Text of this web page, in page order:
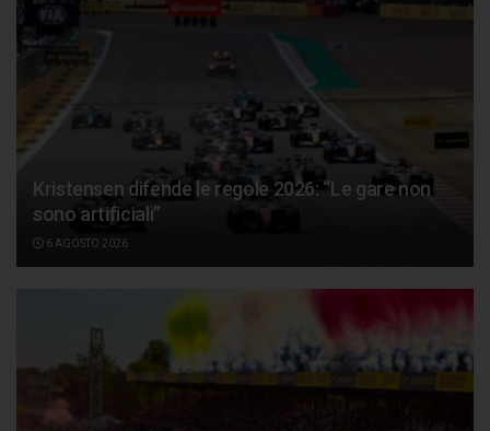
Kristensen difende le regole 2026: “Le gare non
sono artificiali”
6 AGOSTO 2026